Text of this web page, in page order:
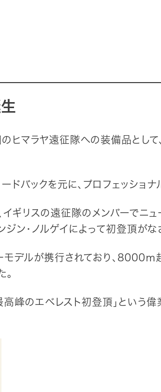
ヒマラヤ遠征隊への装備品とし
ドバックを元に、プロフェッショ
ギリスの遠征隊のメンバーでニ
ン・ノルゲイによって初登頂がな
モデルが携行されており、8000
高峰のエベレスト初登頂」とい